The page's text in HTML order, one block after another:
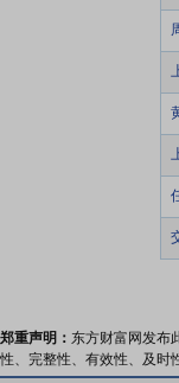
郑重声明： 东方财富网发布
性、完整性、有效性、及时